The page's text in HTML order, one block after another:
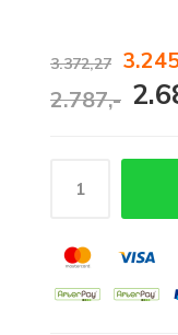
3.372,27
2.787,-